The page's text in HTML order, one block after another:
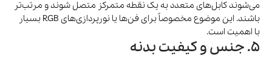
می‌شوند کابل‌های متعدد به یک نقطه متمرکز متصل شوند و مرتب‌تر
باشند. این موضوع مخصوصاً برای فن‌ها یا نورپردازی‌های RGB بسیار
با اهمیت است.
5. جنس و کیفیت بدنه